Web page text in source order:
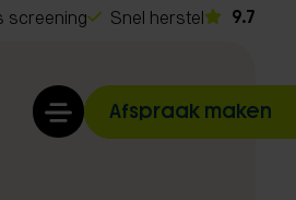
screening Snel herstel 9.7
Afspraak maken